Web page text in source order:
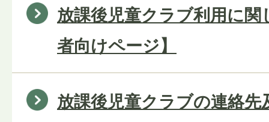
放課後児童クラブ利用に
者向けページ】
放課後児童クラブの連絡先